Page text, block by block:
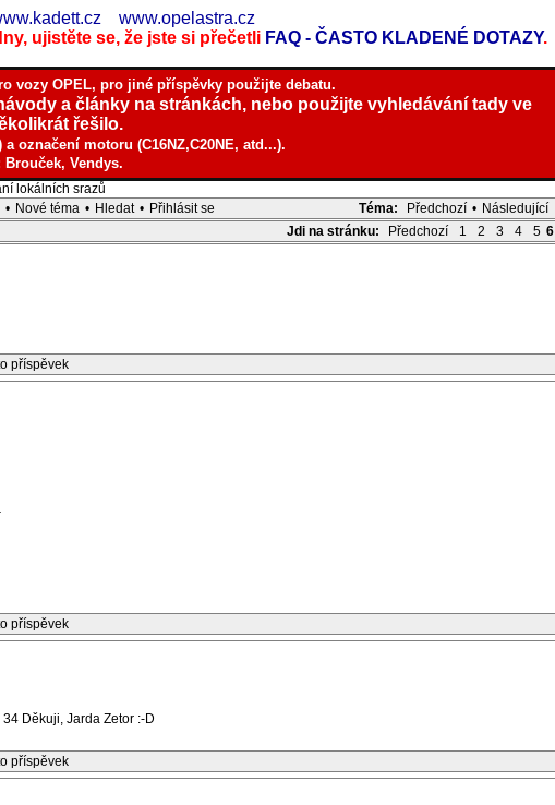
www.opelastra.cz
ujistěte se, že jste si přečetli FAQ - ČASTO KLADENÉ DOTAZY.
vozy OPEL, pro jiné příspěvky použijte debatu.
a články na stránkách, nebo použijte vyhledávání tady ve
řešilo.
označení motoru (C16NZ,C20NE, atd...).
Vendys.
lokálních srazů
Téma:
Předchozí • Následující
• Nové téma • Hledat • Přihlásit se
Jdi na stránku:
Předchozí 1 2 3 4 5 6
příspěvek
příspěvek
Děkuji, Jarda Zetor :-D
příspěvek